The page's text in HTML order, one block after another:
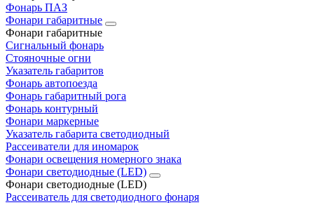
Фонарь ПАЗ
Фонари габаритные
Фонари габаритные
Сигнальный фонарь
Стояночные огни
Указатель габаритов
Фонарь автопоезда
Фонарь габаритный рога
Фонарь контурный
Фонари маркерные
Указатель габарита светодиодный
Рассеиватели для иномарок
Фонари освещения номерного знака
Фонари светодиодные (LED)
Фонари светодиодные (LED)
Рассеиватель для светодиодного фонаря